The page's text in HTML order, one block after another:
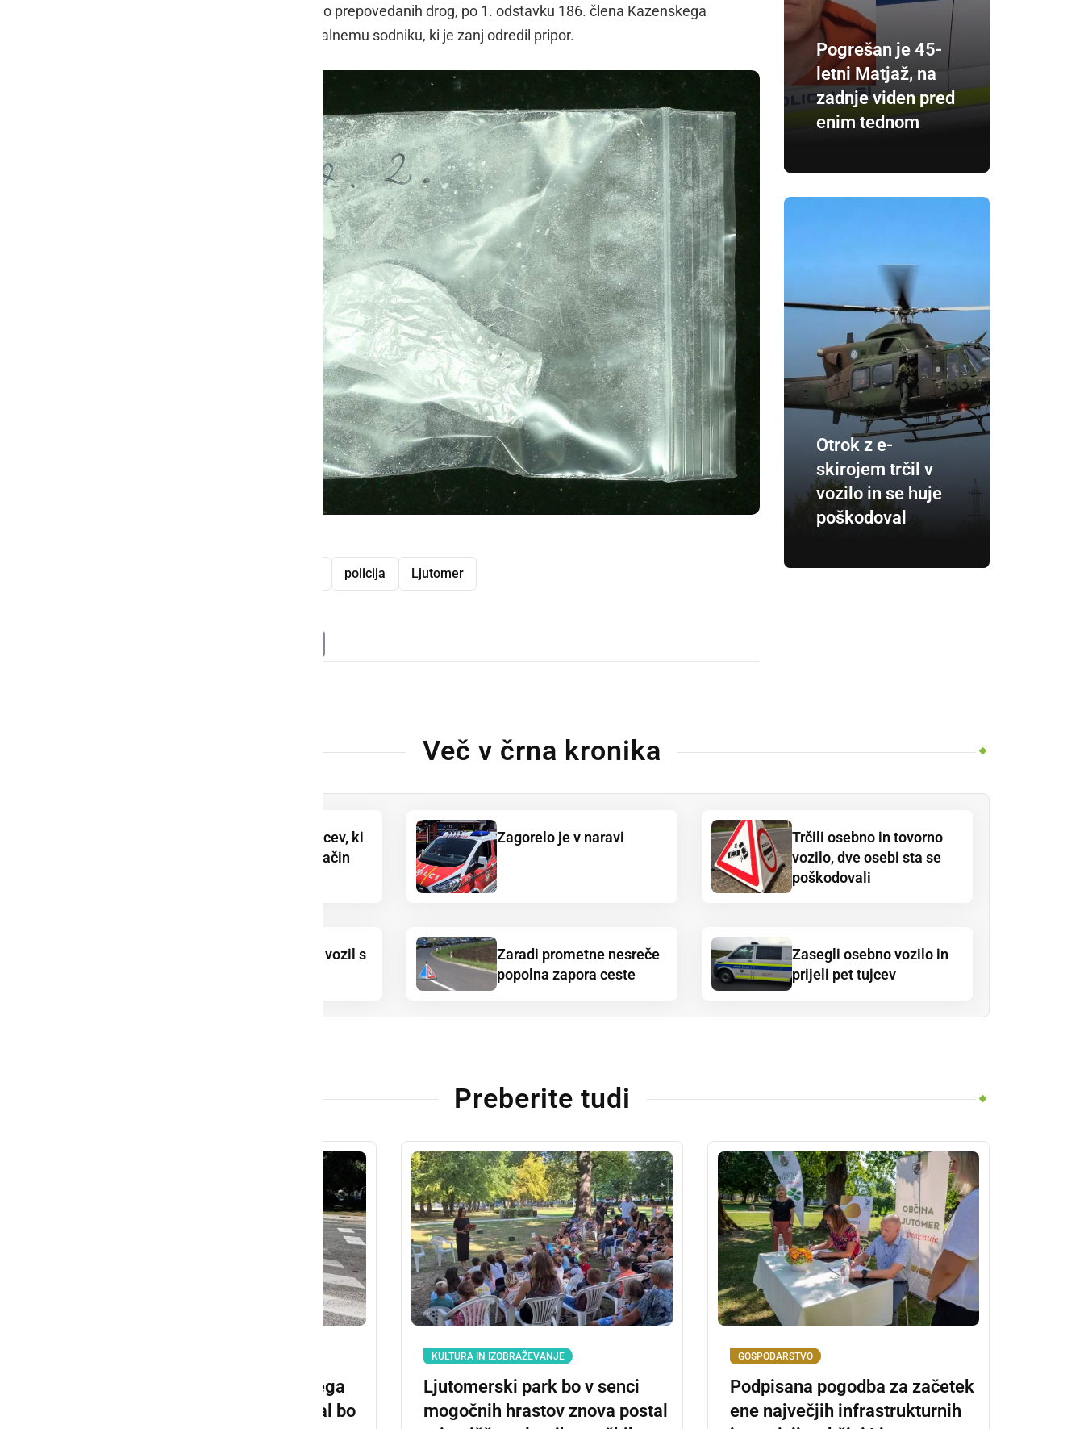
predhodnimi sestavinami za izdelavo prepovedanih drog, po 1. odstavku 186. člena Kazenskega
zakonika (KZ-1) priveden k preiskovalnemu sodniku, ki je zanj odredil pripor.
policija Ljutomer
PrintFriendly
Pogrešan je 45-
letni Matjaž, na
zadnje viden pred
enim tednom
Otrok z e-
skirojem trčil v
vozilo in se huje
poškodoval
Več v črna kronika
Prijeli šestnajst tujcev, ki
so na nedovoljen način
Zagorelo je v naravi
Trčili osebno in tovorno
vozilo, dve osebi sta se
poškodovali
Namesto 80 km/h, vozil s
Zaradi prometne nesreče
popolna zapora ceste
Zasegli osebno vozilo in
prijeli pet tujcev
Preberite tudi
Pričela se bo gradnja novega
krožišča v Ljutomeru, veljal bo
KULTURA IN IZOBRAŽEVANJE
Ljutomerski park bo v senci
mogočnih hrastov znova postal
GOSPODARSTVO
Podpisana pogodba za začetek
ene največjih infrastrukturnih